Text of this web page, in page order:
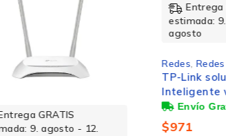
Entrega GRATIS
estimada: 9. agosto - 12.
agosto
Redes,Redes Inalámbricas
TP-Link solución para hogar
Inteligente wifi Mesh DECO
$971